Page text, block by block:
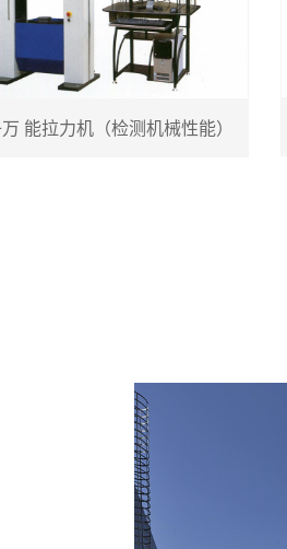
能拉力机（检测机械性能）